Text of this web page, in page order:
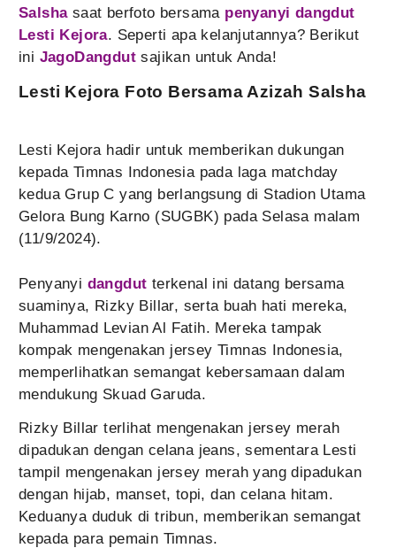
Salshasaat berfoto bersama penyanyi dangdut
Lesti Kejora. Seperti apa kelanjutannya? Berikut
ini JagoDangdut sajikan untuk Anda!
Lesti Kejora Foto Bersama Azizah Salsha
Lesti Kejora hadir untuk memberikan dukungan
kepada Timnas Indonesia pada laga matchday
kedua Grup C yang berlangsung di Stadion Utama
Gelora Bung Karno (SUGBK) pada Selasa malam
(11/9/2024).
Penyanyi dangdut terkenal ini datang bersama
suaminya, Rizky Billar, serta buah hati mereka,
Muhammad Levian Al Fatih. Mereka tampak
kompak mengenakan jersey Timnas Indonesia,
memperlihatkan semangat kebersamaan dalam
mendukung Skuad Garuda.
Rizky Billar terlihat mengenakan jersey merah
dipadukan dengan celana jeans, sementara Lesti
tampil mengenakan jersey merah yang dipadukan
dengan hijab, manset, topi, dan celana hitam.
Keduanya duduk di tribun, memberikan semangat
kepada para pemain Timnas.